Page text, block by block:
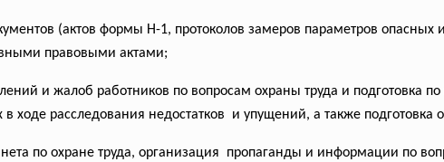
(актов формы Н-1, протоколов замеров параметров опасных
правовыми актами;
и жалоб работников по вопросам охраны труда и подготовка
расследования недостатков и упущений, а также подготовка
по охране труда, организация пропаганды и информации по